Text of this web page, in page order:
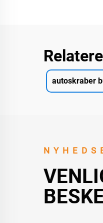
autoskraber